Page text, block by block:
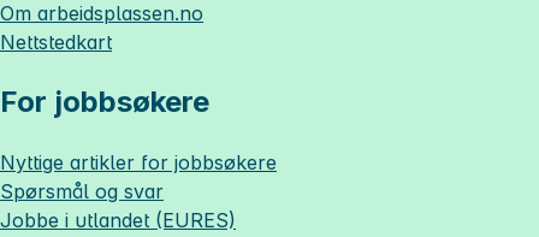
Om arbeidsplassen.no
Nettstedkart
For jobbsøkere
Nyttige artikler for jobbsøkere
Spørsmål og svar
Jobbe i utlandet (EURES)